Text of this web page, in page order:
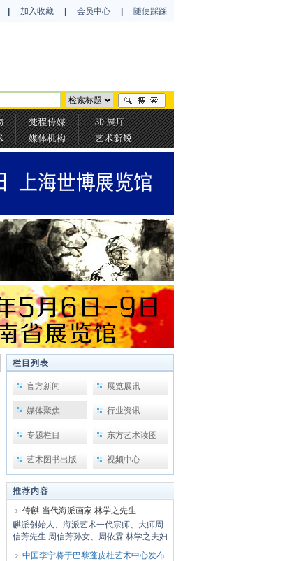
加入收藏 会员中心 随便踩踩
栏目列表
官方新闻 展览展讯
媒体聚焦 行业资讯
专题栏目 东方艺术读图
艺术图书出版 视频中心
推荐内容
传麒-当代海派画家 林学之先生
麒派创始人、海派艺术一代宗师、大师周
信芳先生 周信芳孙女、周依霖 林学之夫妇
中国李宁将于巴黎蓬皮杜艺术中心发布